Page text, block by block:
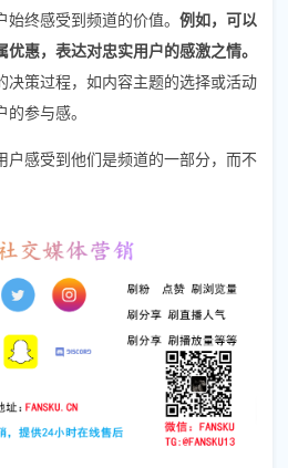
终感受到频道的价值。 例如，可以
惠，表达对忠实用户的感激之情。
决策过程，如内容主题的选择或活动
参与感。
户感受到他们是频道的一部分，而不